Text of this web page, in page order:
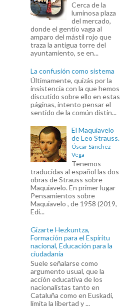
Cerca de la
luminosa plaza
del mercado,
donde el gentío vaga al
amparo del mástil rojo que
traza la antigua torre del
ayuntamiento, se en...
La confusión como sistema
Últimamente, quizás por la
insistencia con la que hemos
discutido sobre ello en estas
páginas, intento pensar el
sentido de la común distin...
El Maquiavelo
de Leo Strauss.
Óscar Sánchez
Vega
Tenemos
traducidas al español las dos
obras de Strauss sobre
Maquiavelo. En primer lugar
Pensamientos sobre
Maquiavelo , de 1958 (2019,
Edi...
Gizarte Hezkuntza,
Formación para el Espíritu
nacional, Educación para la
ciudadanía
Suele señalarse como
argumento usual, que la
acción educativa de los
nacionalistas tanto en
Cataluña como en Euskadi,
limita la libertad y ...